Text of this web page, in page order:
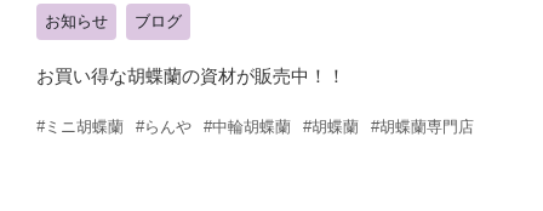
お知らせ ブログ
お買い得な胡蝶蘭の資材が販売中！！
#ミニ胡蝶蘭 #らんや #中輪胡蝶蘭 #胡蝶蘭 #胡蝶蘭専門店